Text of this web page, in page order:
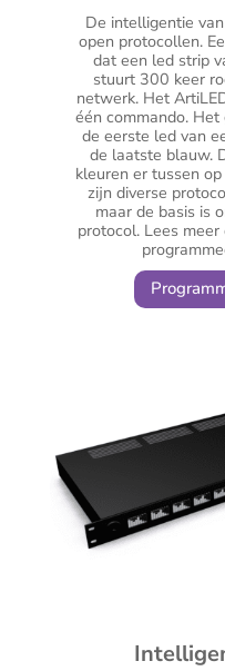
De intelligentie
open protocollen.
dat een led strip
stuurt 300 keer
netwerk. Het
één commando.
de eerste led van
de laatste blauw.
kleuren er tussen
zijn diverse
maar de basis is
protocol. Lees